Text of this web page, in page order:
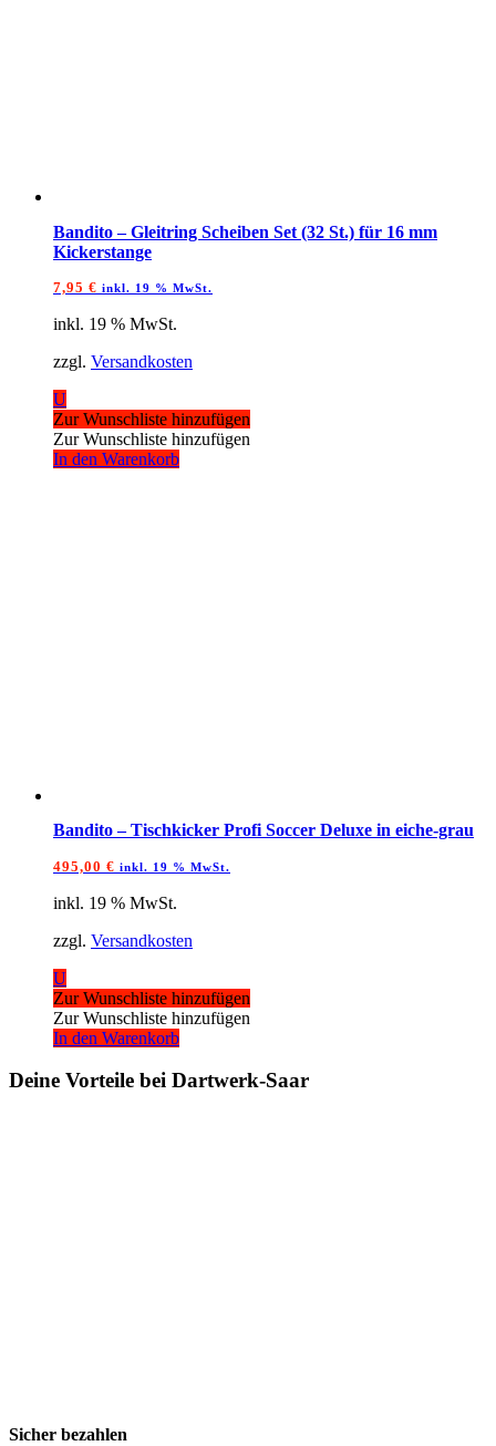
Bandito – Gleitring Scheiben Set (32 St.) für 16 mm
Kickerstange
7,95 € inkl. 19 % MwSt.
inkl. 19 % MwSt.
zzgl. Versandkosten
U
Zur Wunschliste hinzufügen
Zur Wunschliste hinzufügen
In den Warenkorb
Bandito – Tischkicker Profi Soccer Deluxe in eiche-grau
495,00 € inkl. 19 % MwSt.
inkl. 19 % MwSt.
zzgl. Versandkosten
U
Zur Wunschliste hinzufügen
Zur Wunschliste hinzufügen
In den Warenkorb
Deine Vorteile bei Dartwerk-Saar
Sicher bezahlen